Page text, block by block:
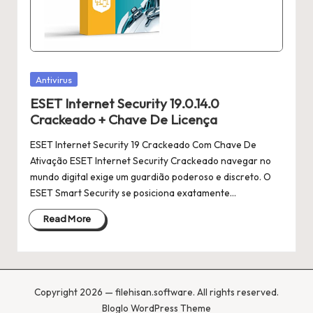
Posted
Antivirus
ESET Internet Security 19.0.14.0
Crackeado + Chave De Licença
ESET Internet Security 19 Crackeado Com Chave De
Ativação ESET Internet Security Crackeado navegar no
mundo digital exige um guardião poderoso e discreto. O
ESET Smart Security se posiciona exatamente…
Read More
Copyright 2026 — filehisan.software. All rights reserved.
Bloglo WordPress Theme